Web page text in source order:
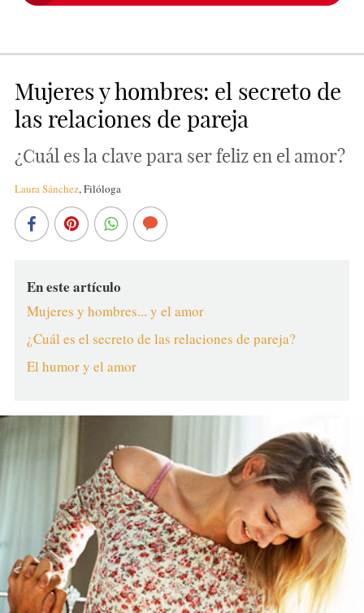
Mujeres y hombres: el secreto de
las relaciones de pareja
¿Cuál es la clave para ser feliz en el amor?
Laura Sánchez,Filóloga
En este artículo
Mujeres y hombres... y el amor
¿Cuál es el secreto de las relaciones de pareja?
El humor y el amor